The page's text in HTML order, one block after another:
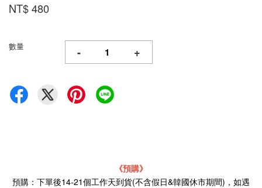
NT$ 480
數量 - +
《預購》
預購：下單後14-21個工作天到貨(不含假日&韓國休市期間)，如遇